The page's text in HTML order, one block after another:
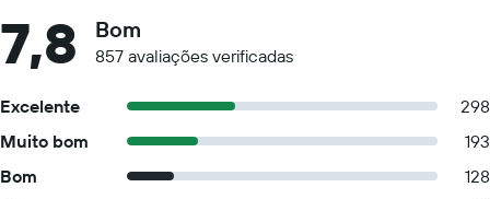
7,8 Bom
857 avaliações verificadas
Excelente
298
Muito bom
193
Bom
128